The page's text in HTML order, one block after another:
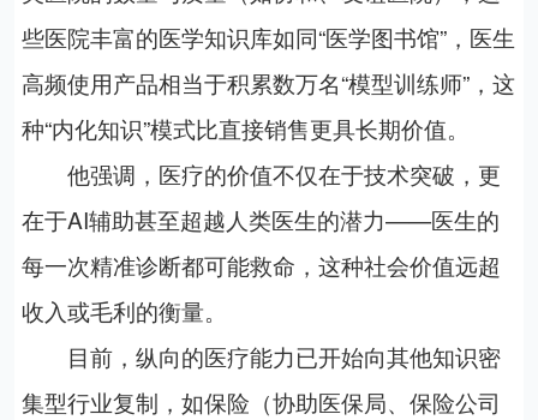
些医院丰富的医学知识库如同“医学图书馆”，医生
高频使用产品相当于积累数万名“模型训练师”，这
种“内化知识”模式比直接销售更具长期价值。
他强调，医疗的价值不仅在于技术突破，更
在于AI辅助甚至超越人类医生的潜力——医生的
每一次精准诊断都可能救命，这种社会价值远超
收入或毛利的衡量。
目前，纵向的医疗能力已开始向其他知识密
集型行业复制，如保险（协助医保局、保险公司